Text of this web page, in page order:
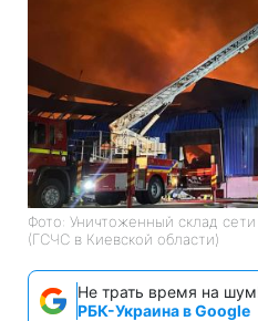
Фото: Уничтоженный склад
(ГСЧС в Киевской области)
Не трать время на
РБК-Украина в Google